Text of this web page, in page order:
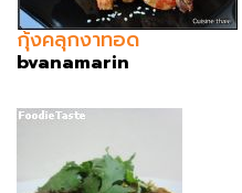
กุ้งคลุกงาทอด
bvanamarin